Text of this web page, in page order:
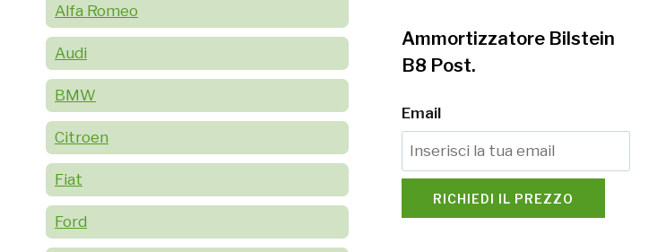
Ammortizzatore Bilstein
B8 Post.
Email
RICHIEDI IL PREZZO
Alfa Romeo
Audi
BMW
Citroen
Fiat
Ford